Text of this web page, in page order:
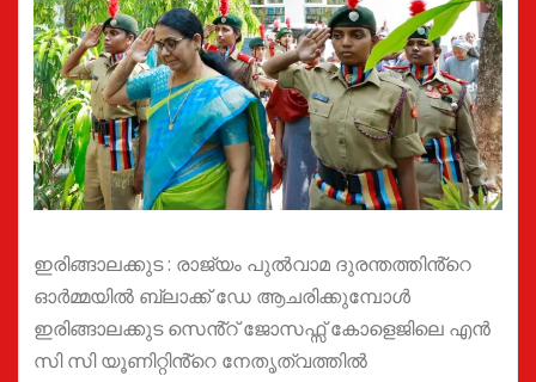
ഇരിങ്ങാലക്കുട : രാജ്യം പുൽവാമ ദുരന്തത്തിൻ്റെ
ഓർമ്മയിൽ ബ്ലാക്ക് ഡേ ആചരിക്കുമ്പോൾ
ഇരിങ്ങാലക്കുട സെൻ്റ് ജോസഫ്സ് കോളെജിലെ എൻ
സി സി യൂണിറ്റിൻ്റെ നേതൃത്വത്തിൽ